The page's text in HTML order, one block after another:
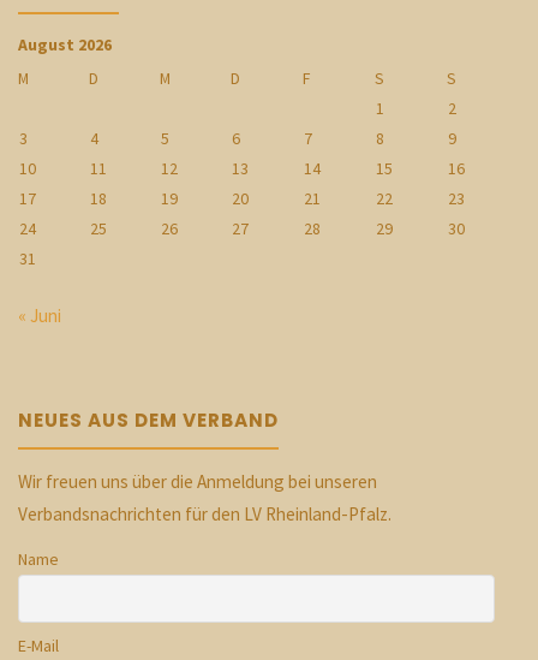
August 2026
M
D M D F S
S
1
2
3
4 5 6 7 8
9
10
11 12 13 14 15
16
17
18 19 20 21 22
23
24
25 26 27 28 29
30
31
« Juni
NEUES AUS DEM VERBAND
Wir freuen uns über die Anmeldung bei unseren
Verbandsnachrichten für den LV Rheinland-Pfalz.
Name
E-Mail